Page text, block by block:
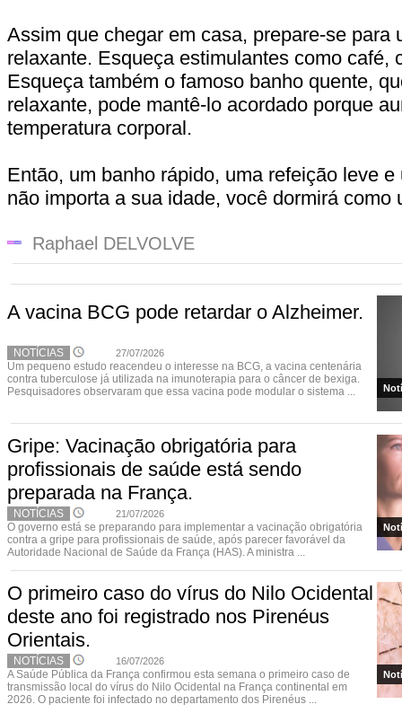
Assim que chegar em casa, prepare-se para
relaxante. Esqueça estimulantes como café,
Esqueça também o famoso banho quente,
relaxante, pode mantê-lo acordado porque
temperatura corporal.
Então, um banho rápido, uma refeição leve
não importa a sua idade, você dormirá como
Raphael DELVOLVE
A vacina BCG pode retardar o Alzheimer.
NOTÍCIAS 27/07/2026
Um pequeno estudo reacendeu o interesse na BCG, a vacina centenária
contra tuberculose já utilizada na imunoterapia para o câncer de bexiga.
Pesquisadores observaram que essa vacina pode modular o sistema ...
Gripe: Vacinação obrigatória para
profissionais de saúde está sendo
preparada na França.
NOTÍCIAS 21/07/2026
O governo está se preparando para implementar a vacinação obrigatória
contra a gripe para profissionais de saúde, após parecer favorável da
Autoridade Nacional de Saúde da França (HAS). A ministra ...
O primeiro caso do vírus do Nilo Ocidental
deste ano foi registrado nos Pirenéus
Orientais.
NOTÍCIAS 16/07/2026
A Saúde Pública da França confirmou esta semana o primeiro caso de
transmissão local do vírus do Nilo Ocidental na França continental em
2026. O paciente foi infectado no departamento dos Pirenéus ...